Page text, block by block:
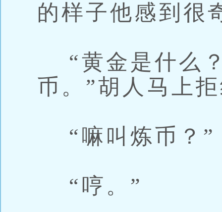
的样子他感到很
“黄金是什么
币。”胡人马上
“嘛叫炼币？”
“哼。”